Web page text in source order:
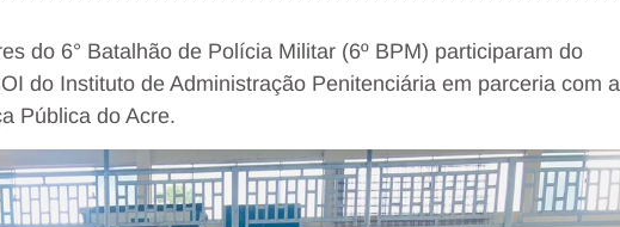
do 6° Batalhão de Polícia Militar (6º BPM) participaram do
do Instituto de Administração Penitenciária em parceria com a
Pública do Acre.